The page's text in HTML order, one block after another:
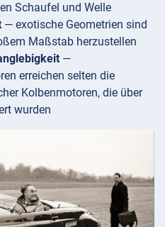
Schaufel und Welle
— exotische Geometrien sind
Maßstab herzustellen
—
erreichen selten die
Kolbenmotoren, die über
wurden